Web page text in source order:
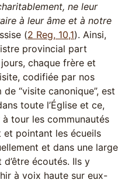
ne leur
à leur âme et à notre
(2 Reg, 10,1). Ainsi,
provincial part
chaque frère et
codifiée par nos
“visite canonique”, est
toute l’Église et ce,
tour les communautés
et pointant les écueils
et dans une large
écoutés. Ils y
à voix haute sur eux-